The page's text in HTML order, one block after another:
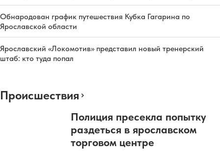
Обнародован график путешествия Кубка Гагарина по
Ярославской области
Ярославский «Локомотив» представил новый тренерский
штаб: кто туда попал
Происшествия
Полиция пресекла попытку
раздеться в ярославском
торговом центре